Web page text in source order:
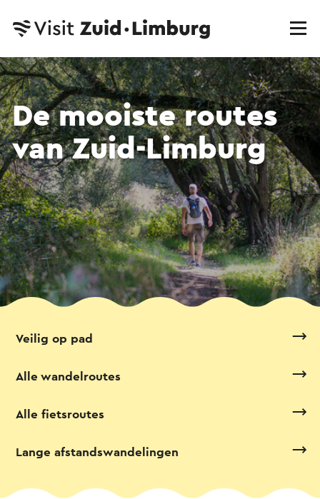
Veilig op pad
Alle wandelroutes
Alle fietsroutes
Lange afstandswandelingen
De mooiste routes
van Zuid-Limburg